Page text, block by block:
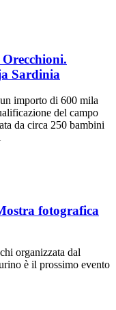
Sardinia
importo di 600 mila
del campo
da circa 250 bambini
fotografica
organizzata dal
è il prossimo evento